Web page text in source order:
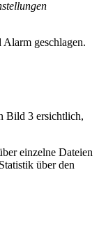
geschlagen.
Bild 3 ersichtlich,
einzelne Dateien
über den